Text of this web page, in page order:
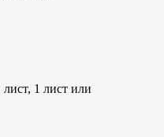
1 лист или